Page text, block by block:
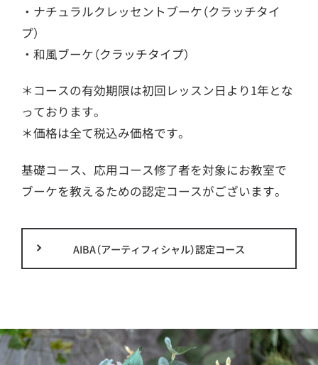
・ナチュラルクレッセントブーケ（クラッチタイ
プ）
・和風ブーケ（クラッチタイプ）
＊コースの有効期限は初回レッスン日より1年とな
っております。
＊価格は全て税込み価格です。
基礎コース、応用コース修了者を対象にお教室で
ブーケを教えるための認定コースがございます。
AIBA（アーティフィシャル）認定コース